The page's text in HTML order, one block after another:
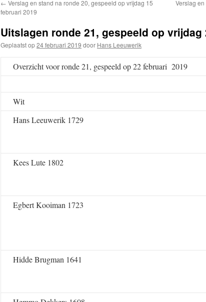
← Verslag en stand na ronde 20, gespeeld op vrijdag 15
februari 2019
Verslag
Uitslagen ronde 21, gespeeld op vrijdag
Geplaatst op24 februari 2019 door Hans Leeuwerik
Overzicht voor ronde 21, gespeeld op 22 februari 2019
Wit
Hans Leeuwerik 1729
Kees Lute 1802
Egbert Kooiman 1723
Hidde Brugman 1641